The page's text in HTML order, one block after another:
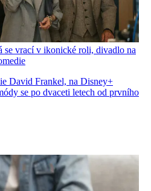
vrací v ikonické roli, divadlo na
David Frankel, na Disney+
se po dvaceti letech od prvního